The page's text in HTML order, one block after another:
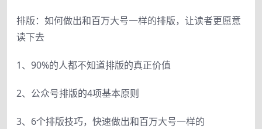
排版：如何做出和百万大号一样的排版，让读者更愿意
读下去
1、90%的人都不知道排版的真正价值
2、公众号排版的4项基本原则
3、6个排版技巧，快速做出和百万大号一样的